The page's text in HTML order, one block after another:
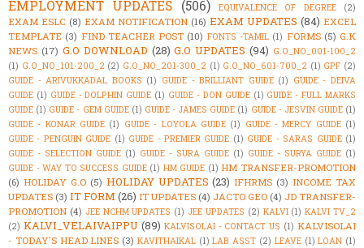
EMPLOYMENT UPDATES (506) EQUIVALENCE OF DEGREE (2)
EXAM ESLC (8) EXAM NOTIFICATION (16) EXAM UPDATES (84) EXCEL
TEMPLATE (3) FIND TEACHER POST (10) FONTS -TAMIL (1) FORMS (5) G.K
NEWS (17) G.O DOWNLOAD (28) G.O UPDATES (94) G.O_NO_001-100_2
(1) G.O_NO_101-200_2 (2) G.O_NO_201-300_2 (1) G.O_NO_601-700_2 (1) GPF (2)
GUIDE - ARIVUKKADAL BOOKS (1) GUIDE - BRILLIANT GUIDE (1) GUIDE - DEIVA
GUIDE (1) GUIDE - DOLPHIN GUIDE (1) GUIDE - DON GUIDE (1) GUIDE - FULL MARKS
GUIDE (1) GUIDE - GEM GUIDE (1) GUIDE - JAMES GUIDE (1) GUIDE - JESVIN GUIDE (1)
GUIDE - KONAR GUIDE (1) GUIDE - LOYOLA GUIDE (1) GUIDE - MERCY GUIDE (1)
GUIDE - PENGUIN GUIDE (1) GUIDE - PREMIER GUIDE (1) GUIDE - SARAS GUIDE (1)
GUIDE - SELECTION GUIDE (1) GUIDE - SURA GUIDE (1) GUIDE - SURYA GUIDE (1)
GUIDE - WAY TO SUCCESS GUIDE (1) HM GUIDE (1) HM TRANSFER-PROMOTION
(6) HOLIDAY G.O (5) HOLIDAY UPDATES (23) IFHRMS (3) INCOME TAX
UPDATES (3) IT FORM (26) IT UPDATES (4) JACTO GEO (4) JD TRANSFER-
PROMOTION (4) JEE NCHM UPDATES (1) JEE UPDATES (2) KALVI (1) KALVI TV_2
(2) KALVI_VELAIVAIPPU (89) KALVISOLAI - CONTACT US (1) KALVISOLAI
- TODAY'S HEAD LINES (3) KAVITHAIKAL (1) LAB ASST (2) LEAVE (1) LOAN (1)